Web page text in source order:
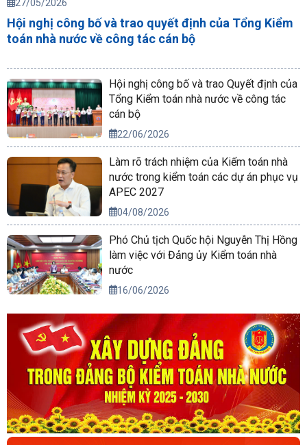
27/05/2026
Hội nghị công bố và trao quyết định của Tổng Kiểm
toán nhà nước về công tác cán bộ
Hội nghị công bố và trao Quyết định của
Tổng Kiểm toán nhà nước về công tác
cán bộ
22/06/2026
Làm rõ trách nhiệm của Kiểm toán nhà
nước trong kiểm toán các dự án phục vụ
APEC 2027
04/08/2026
Phó Chủ tịch Quốc hội Nguyễn Thị Hồng
làm việc với Đảng ủy Kiểm toán nhà
nước
16/06/2026